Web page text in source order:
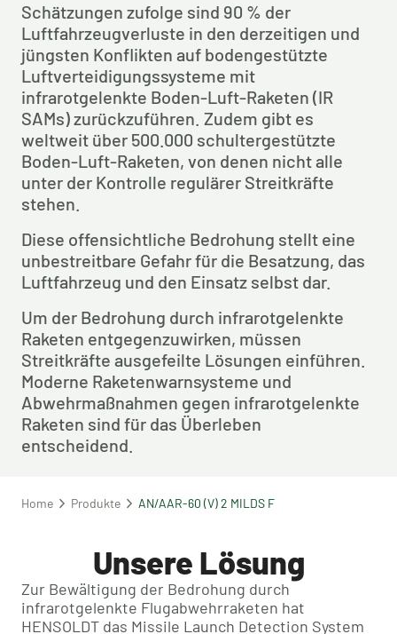
Schätzungen zufolge sind 90 % der
Luftfahrzeugverluste in den derzeitigen und
jüngsten Konflikten auf bodengestützte
Luftverteidigungssysteme mit
infrarotgelenkte Boden-Luft-Raketen (IR
SAMs) zurückzuführen. Zudem gibt es
weltweit über 500.000 schultergestützte
Boden-Luft-Raketen, von denen nicht alle
unter der Kontrolle regulärer Streitkräfte
stehen.
Diese offensichtliche Bedrohung stellt eine
unbestreitbare Gefahr für die Besatzung, das
Luftfahrzeug und den Einsatz selbst dar.
Um der Bedrohung durch infrarotgelenkte
Raketen entgegenzuwirken, müssen
Streitkräfte ausgefeilte Lösungen einführen.
Moderne Raketenwarnsysteme und
Abwehrmaßnahmen gegen infrarotgelenkte
Raketen sind für das Überleben
entscheidend.
Home Produkte AN/AAR-60 (V) 2 MILDS F
Unsere Lösung
Zur Bewältigung der Bedrohung durch
infrarotgelenkte Flugabwehrraketen hat
HENSOLDT das Missile Launch Detection System